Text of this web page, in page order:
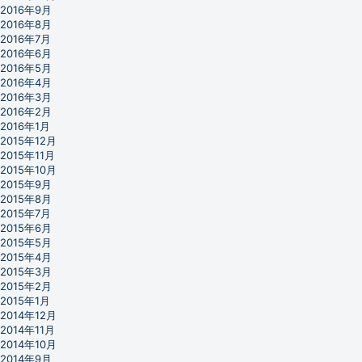
2016年9月
2016年8月
2016年7月
2016年6月
2016年5月
2016年4月
2016年3月
2016年2月
2016年1月
2015年12月
2015年11月
2015年10月
2015年9月
2015年8月
2015年7月
2015年6月
2015年5月
2015年4月
2015年3月
2015年2月
2015年1月
2014年12月
2014年11月
2014年10月
2014年9月